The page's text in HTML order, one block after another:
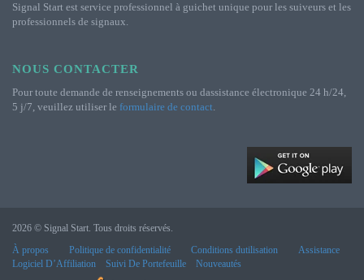
Signal Start est service professionnel à guichet unique pour les suiveurs et les
professionnels de signaux.
NOUS CONTACTER
Pour toute demande de renseignements ou dassistance électronique 24 h/24,
5 j/7, veuillez utiliser le formulaire de contact.
2026 © Signal Start. Tous droits réservés.
À propos
Politique de confidentialité Conditions dutilisation
Assistance
Logiciel D’Affiliation
Suivi De Portefeuille Nouveautés